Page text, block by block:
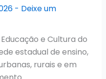
- Deixe um
e Cultura do
estadual de ensino,
rurais e em